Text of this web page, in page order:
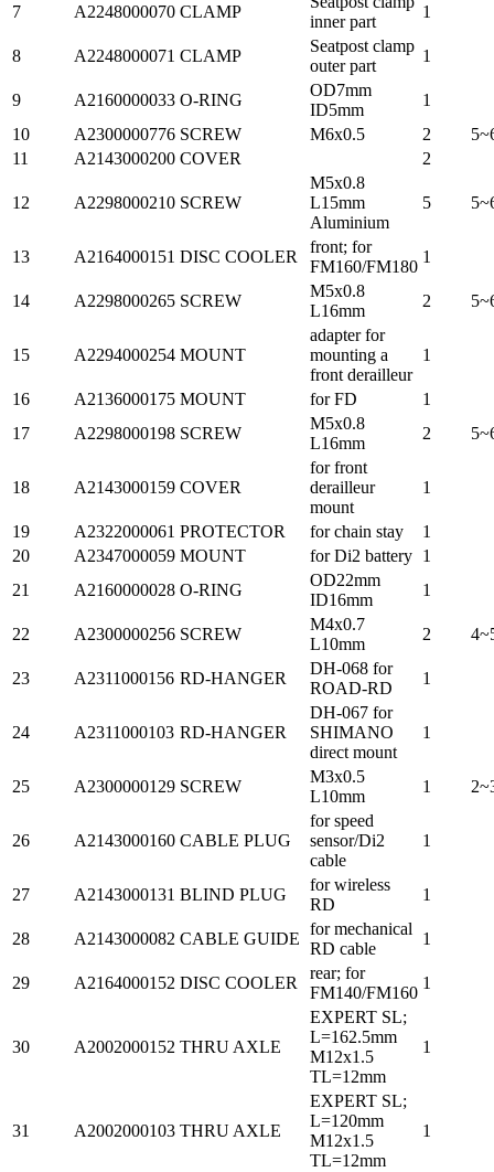
7 A2248000070 CLAMP
inner part
1
8 A2248000071 CLAMP
Seatpost clamp
outer part
1
9 A2160000033 O-RING
OD7mm
ID5mm
1
10
A2300000776 SCREW M6x0.5 2
11
A2143000200 COVER 2
12 A2298000210 SCREW
M5x0.8
L15mm
Aluminium
5
13 A2164000151 DISC COOLER
front; for
FM160/FM180
1
14 A2298000265 SCREW
M5x0.8
L16mm
2
15 A2294000254 MOUNT
adapter for
mounting a
front derailleur
1
16 A2136000175 MOUNT for FD
1
17
A2298000198 SCREW
M5x0.8
L16mm
2
18 A2143000159 COVER
for front
derailleur
mount
1
19 A2322000061 PROTECTOR for chain stay
1
20
A2347000059 MOUNT for Di2 battery 1
21
A2160000028 O-RING
OD22mm
ID16mm
1
22 A2300000256 SCREW
M4x0.7
L10mm
2
23 A2311000156 RD-HANGER
DH-068 for
ROAD-RD
1
24 A2311000103 RD-HANGER
DH-067 for
SHIMANO
direct mount
1
25 A2300000129 SCREW
M3x0.5
L10mm
1
26 A2143000160 CABLE PLUG
for speed
sensor/Di2
cable
1
27 A2143000131 BLIND PLUG
for wireless
RD
1
28 A2143000082 CABLE GUIDE
for mechanical
RD cable
1
29 A2164000152 DISC COOLER
rear; for
FM140/FM160
1
30 A2002000152 THRU AXLE
EXPERT SL;
L=162.5mm
M12x1.5
TL=12mm
1
31 A2002000103 THRU AXLE
EXPERT SL;
L=120mm
M12x1.5
TL=12mm
1